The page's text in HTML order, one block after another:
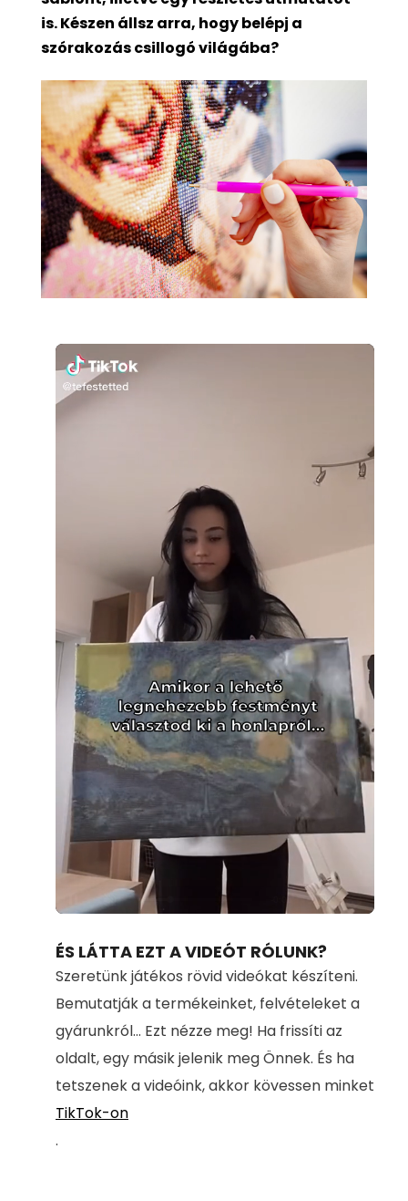
is. Készen állsz arra, hogy belépj a
szórakozás csillogó világába?
Unmute Loaded
100.00%
ÉS LÁTTA EZT A VIDEÓT RÓLUNK?
Szeretünk játékos rövid videókat készíteni.
Bemutatják a termékeinket, felvételeket a
gyárunkról... Ezt nézze meg! Ha frissíti az
oldalt, egy másik jelenik meg Önnek. És ha
tetszenek a videóink, akkor kövessen minket
TikTok-on
.